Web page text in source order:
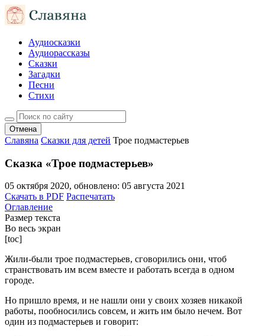
Аудиосказки
Аудиорассказы
Сказки
Загадки
Песни
Стихи
Отмена
Славяна Сказки для детей Трое подмастерьев
Сказка «Трое подмастерьев»
05 октября 2020, обновлено: 05 августа 2021
Скачать в PDF Распечатать
Оглавление
Размер текста
Во весь экран
[toc]
Жили-были трое подмастерьев, сговорились они, чтоб
странствовать им всем вместе и работать всегда в одном
городе.
Но пришло время, и не нашли они у своих хозяев никакой
работы, пообносились совсем, и жить им было нечем. Вот
один из подмастерьев и говорит: